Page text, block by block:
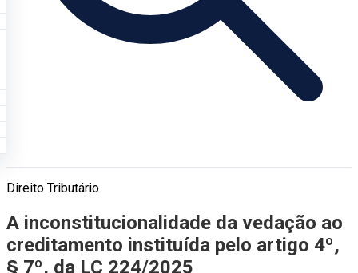
Direito Tributário
A inconstitucionalidade da vedação ao
creditamento instituída pelo artigo 4º,
§ 7º, da LC 224/2025